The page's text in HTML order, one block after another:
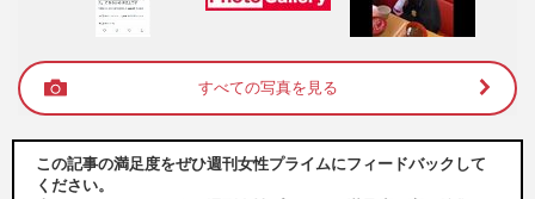
すべての写真を見る
この記事の満足度をぜひ週刊女性プライムにフィードバックして
ください。